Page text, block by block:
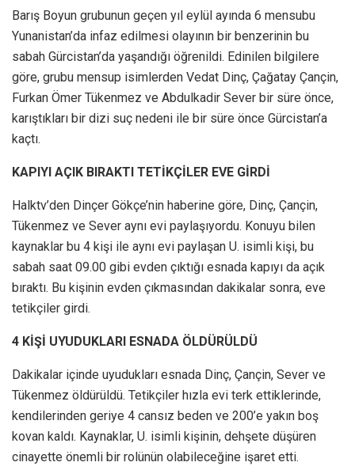
Barış Boyun grubunun geçen yıl eylül ayında 6 mensubu
Yunanistan’da infaz edilmesi olayının bir benzerinin bu
sabah Gürcistan’da yaşandığı öğrenildi. Edinilen bilgilere
göre, grubu mensup isimlerden Vedat Dinç, Çağatay Çançin,
Furkan Ömer Tükenmez ve Abdulkadir Sever bir süre önce,
karıştıkları bir dizi suç nedeni ile bir süre önce Gürcistan’a
kaçtı.
KAPIYI AÇIK BIRAKTI TETİKÇİLER EVE GİRDİ
Halktv’den Dinçer Gökçe’nin haberine göre, Dinç, Çançin,
Tükenmez ve Sever aynı evi paylaşıyordu. Konuyu bilen
kaynaklar bu 4 kişi ile aynı evi paylaşan U. isimli kişi, bu
sabah saat 09.00 gibi evden çıktığı esnada kapıyı da açık
bıraktı. Bu kişinin evden çıkmasından dakikalar sonra, eve
tetikçiler girdi.
4 KİŞİ UYUDUKLARI ESNADA ÖLDÜRÜLDÜ
Dakikalar içinde uyudukları esnada Dinç, Çançin, Sever ve
Tükenmez öldürüldü. Tetikçiler hızla evi terk ettiklerinde,
kendilerinden geriye 4 cansız beden ve 200’e yakın boş
kovan kaldı. Kaynaklar, U. isimli kişinin, dehşete düşüren
cinayette önemli bir rolünün olabileceğine işaret etti.